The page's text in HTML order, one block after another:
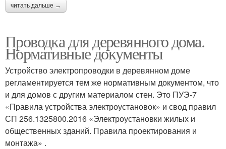
читать дальше →
Проводка для деревянного дома.
Нормативные документы
Устройство электропроводки в деревянном доме
регламентируется тем же нормативным документом, что
и для домов с другим материалом стен. Это ПУЭ-7
«Правила устройства электроустановок» и свод правил
СП 256.1325800.2016 «Электроустановки жилых и
общественных зданий. Правила проектирования и
монтажа» .